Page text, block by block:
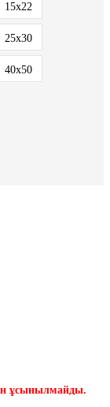
15x22
25x30
40x50
ұсынылмайды.